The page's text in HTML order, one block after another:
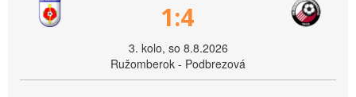
1:4
3. kolo, so 8.8.2026
Ružomberok - Podbrezová